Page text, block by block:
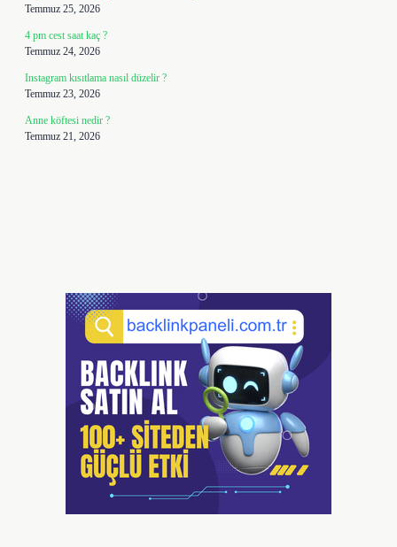
Temmuz 25, 2026
4 pm cest saat kaç ?
Temmuz 24, 2026
Instagram kısıtlama nasıl düzelir ?
Temmuz 23, 2026
Anne köftesi nedir ?
Temmuz 21, 2026